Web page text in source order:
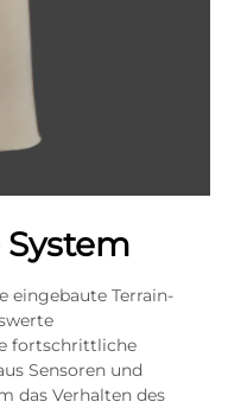
eingebaute Terrain-
fortschrittliche
Sensoren und
das Verhalten des